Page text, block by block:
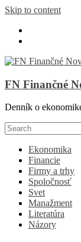
Skip to content
FN Finančné
Denník o
Ekonomika
Financie
Firmy a trhy
Spoločnosť
Svet
Manažment
Literatúra
Názory